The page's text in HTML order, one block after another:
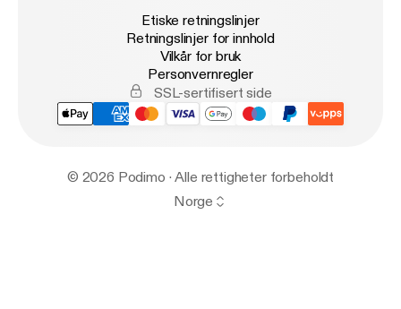
Etiske retningslinjer
Retningslinjer for innhold
Vilkår for bruk
Personvernregler
SSL-sertifisert side
© 2026 Podimo · Alle rettigheter forbeholdt
Norge